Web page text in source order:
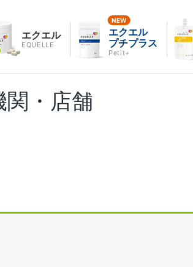
エクエル
EQUELLE
エクエル
プチプラス
Petit+
関・店舗